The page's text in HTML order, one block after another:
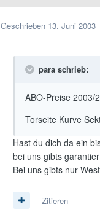
Geschrieben 13. Juni 2003
para schrieb:
ABO-Preise 2003/
Torseite Kurve
Hast du dich da ein
bei uns gibts
Bei uns gibts nur
Zitieren